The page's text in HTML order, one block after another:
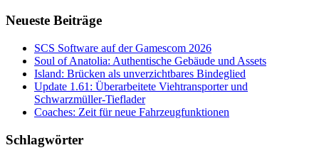
Neueste Beiträge
SCS Software auf der Gamescom 2026
Soul of Anatolia: Authentische Gebäude und Assets
Island: Brücken als unverzichtbares Bindeglied
Update 1.61: Überarbeitete Viehtransporter und
Schwarzmüller-Tieflader
Coaches: Zeit für neue Fahrzeugfunktionen
Schlagwörter